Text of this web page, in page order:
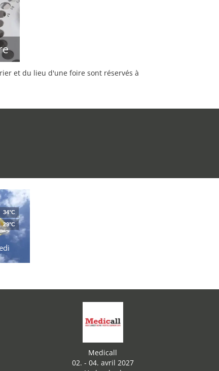
et du lieu d'une foire sont réservés à
34°C
29°C
Medicall
02. - 04. avril 2027